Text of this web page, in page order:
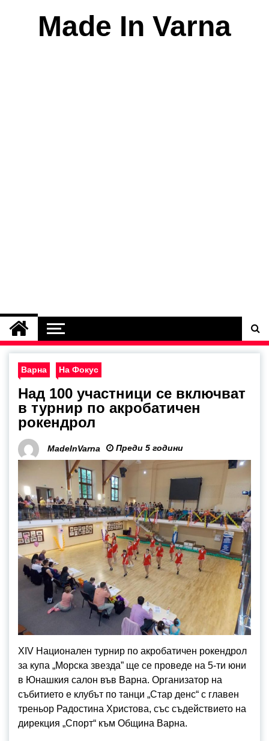
Made In Varna
Варна На Фокус
Над 100 участници се включват
в турнир по акробатичен
рокендрол
MadeInVarna Преди 5 години
XIV Национален турнир по акробатичен рокендрол
за купа „Морска звезда” ще се проведе на 5-ти юни
в Юнашкия салон във Варна. Организатор на
събитието е клубът по танци „Стар денс“ с главен
треньор Радостина Христова, със съдействието на
дирекция „Спорт“ към Община Варна.